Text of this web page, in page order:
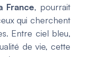
France, pourrait
qui cherchent
Entre ciel bleu,
de vie, cette